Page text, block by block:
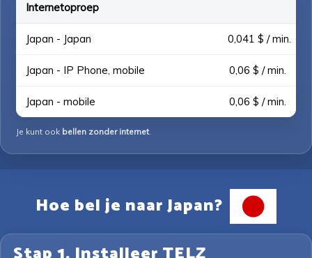
Internetoproep
Japan - Japan 0,041 $ / min.
Japan - IP Phone, mobile 0,06 $ / min.
Japan - mobile 0,06 $ / min.
Je kunt ook bellen zonder internet.
Hoe bel je naar Japan?